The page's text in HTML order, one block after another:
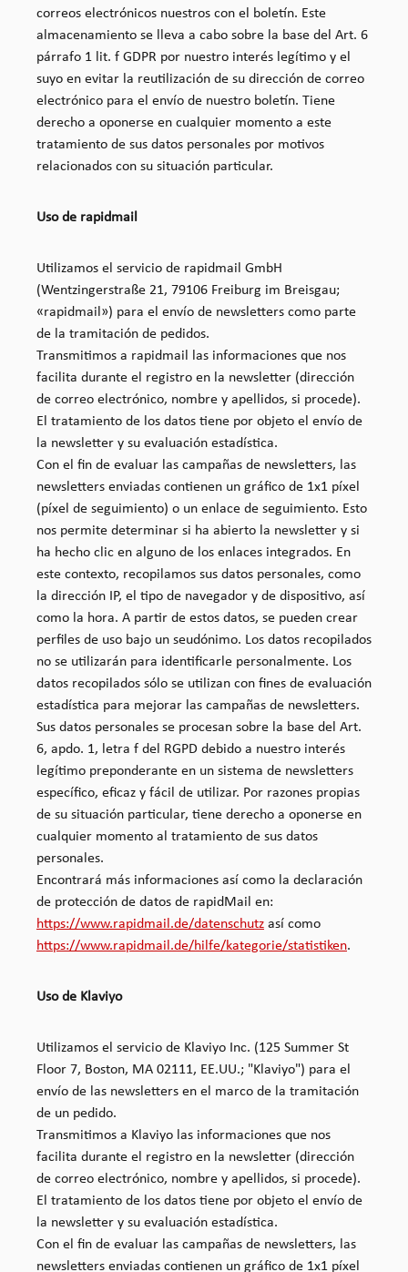
correos electrónicos nuestros con el boletín. Este
almacenamiento se lleva a cabo sobre la base del Art. 6
párrafo 1 lit. f GDPR por nuestro interés legítimo y el
suyo en evitar la reutilización de su dirección de correo
electrónico para el envío de nuestro boletín. Tiene
derecho a oponerse en cualquier momento a este
tratamiento de sus datos personales por motivos
relacionados con su situación particular.
Uso de rapidmail
Utilizamos el servicio de rapidmail GmbH
(Wentzingerstraße 21, 79106 Freiburg im Breisgau;
«rapidmail») para el envío de newsletters como parte
de la tramitación de pedidos.
Transmitimos a rapidmail las informaciones que nos
facilita durante el registro en la newsletter (dirección
de correo electrónico, nombre y apellidos, si procede).
El tratamiento de los datos tiene por objeto el envío de
la newsletter y su evaluación estadística.
Con el fin de evaluar las campañas de newsletters, las
newsletters enviadas contienen un gráfico de 1x1 píxel
(píxel de seguimiento) o un enlace de seguimiento. Esto
nos permite determinar si ha abierto la newsletter y si
ha hecho clic en alguno de los enlaces integrados. En
este contexto, recopilamos sus datos personales, como
la dirección IP, el tipo de navegador y de dispositivo, así
como la hora. A partir de estos datos, se pueden crear
perfiles de uso bajo un seudónimo. Los datos recopilados
no se utilizarán para identificarle personalmente. Los
datos recopilados sólo se utilizan con fines de evaluación
estadística para mejorar las campañas de newsletters.
Sus datos personales se procesan sobre la base del Art.
6, apdo. 1, letra f del RGPD debido a nuestro interés
legítimo preponderante en un sistema de newsletters
específico, eficaz y fácil de utilizar. Por razones propias
de su situación particular, tiene derecho a oponerse en
cualquier momento al tratamiento de sus datos
personales.
Encontrará más informaciones así como la declaración
de protección de datos de rapidMail en:
https://www.rapidmail.de/datenschutz así como
https://www.rapidmail.de/hilfe/kategorie/statistiken.
Uso de Klaviyo
Utilizamos el servicio de Klaviyo Inc. (125 Summer St
Floor 7, Boston, MA 02111, EE.UU.; "Klaviyo") para el
envío de las newsletters en el marco de la tramitación
de un pedido.
Transmitimos a Klaviyo las informaciones que nos
facilita durante el registro en la newsletter (dirección
de correo electrónico, nombre y apellidos, si procede).
El tratamiento de los datos tiene por objeto el envío de
la newsletter y su evaluación estadística.
Con el fin de evaluar las campañas de newsletters, las
newsletters enviadas contienen un gráfico de 1x1 píxel